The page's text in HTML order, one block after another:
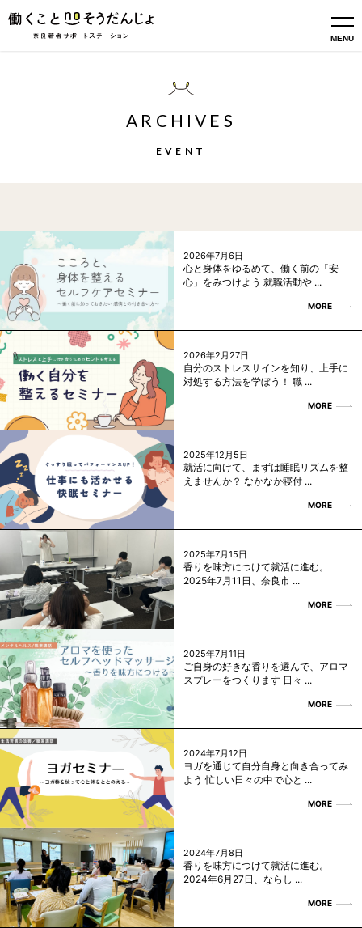
MENU
ARCHIVES
EVENT
2026年7月6日
心と身体をゆるめて、働く前の「安
心」をみつけよう 就職活動や ...
MORE
2026年2月27日
自分のストレスサインを知り、上手に
対処する方法を学ぼう！ 職 ...
MORE
2025年12月5日
就活に向けて、まずは睡眠リズムを整
えませんか？ なかなか寝付 ...
MORE
2025年7月15日
香りを味方につけて就活に進む。
2025年7月11日、奈良市 ...
MORE
2025年7月11日
ご自身の好きな香りを選んで、アロマ
スプレーをつくります 日々 ...
MORE
2024年7月12日
ヨガを通じて自分自身と向き合ってみ
よう 忙しい日々の中で心と ...
MORE
2024年7月8日
香りを味方につけて就活に進む。
2024年6月27日、ならし ...
MORE